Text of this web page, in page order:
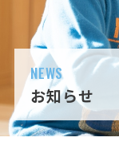
NEWS
お知らせ